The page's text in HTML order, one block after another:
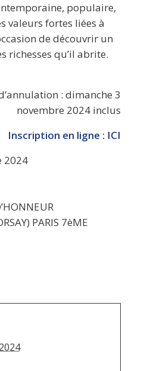
populaire,
valeurs fortes liées à
de découvrir un
richesses qu’il abrite.
: dimanche 3
novembre 2024 inclus
Inscription en ligne : ICI
2024
PARIS 7èME